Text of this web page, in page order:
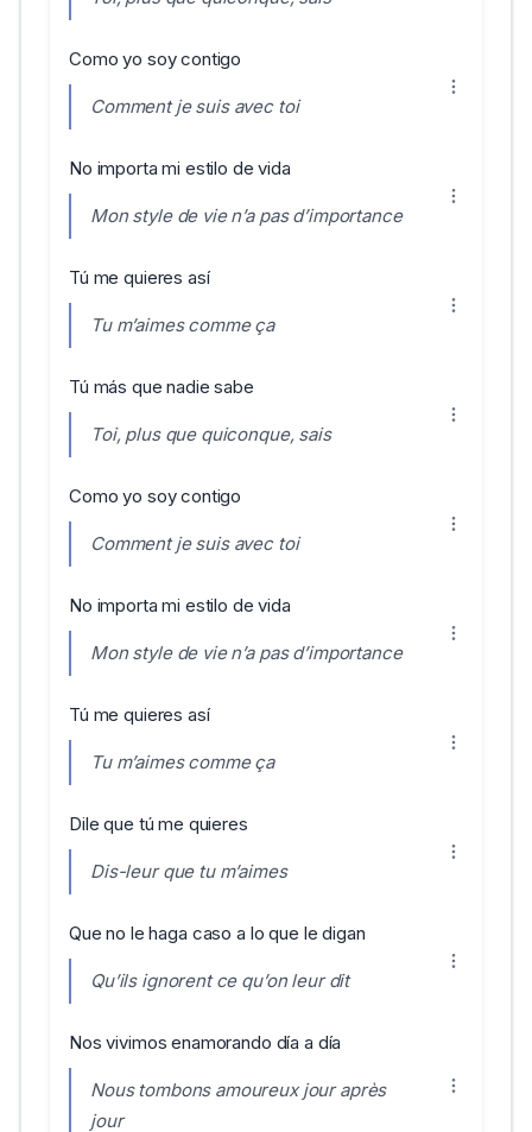
Como yo soy contigo
Comment je suis avec toi
No importa mi estilo de vida
Mon style de vie n’a pas d’importance
Tú me quieres así
Tu m’aimes comme ça
Tú más que nadie sabe
Toi, plus que quiconque, sais
Como yo soy contigo
Comment je suis avec toi
No importa mi estilo de vida
Mon style de vie n’a pas d’importance
Tú me quieres así
Tu m’aimes comme ça
Dile que tú me quieres
Dis-leur que tu m’aimes
Que no le haga caso a lo que le digan
Qu’ils ignorent ce qu’on leur dit
Nos vivimos enamorando día a día
Nous tombons amoureux jour après
jour